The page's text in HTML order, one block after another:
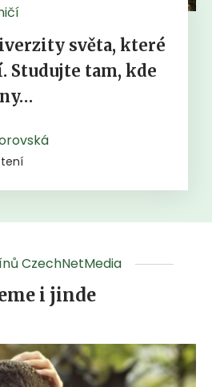
světa, které
Studujte tam, kde
CzechNetMedia
i jinde